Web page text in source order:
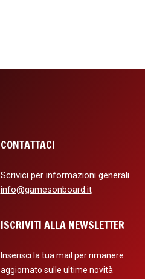
CONTATTACI
Scrivici per informazioni generali
info@gamesonboard.it
ISCRIVITI ALLA NEWSLETTER
Inserisci la tua mail per rimanere
aggiornato sulle ultime novità